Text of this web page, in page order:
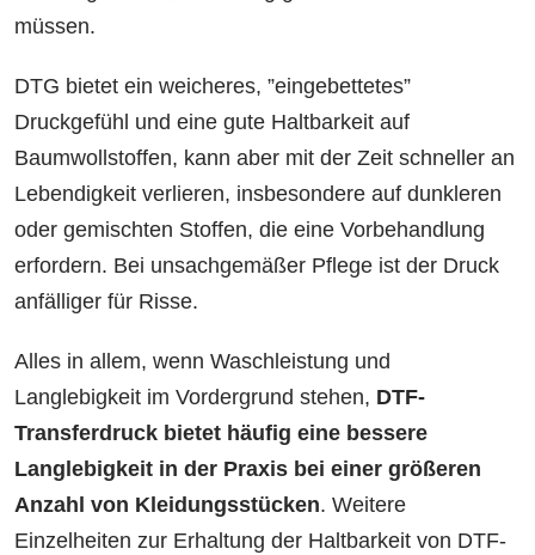
müssen.
DTG bietet ein weicheres, ”eingebettetes”
Druckgefühl und eine gute Haltbarkeit auf
Baumwollstoffen, kann aber mit der Zeit schneller an
Lebendigkeit verlieren, insbesondere auf dunkleren
oder gemischten Stoffen, die eine Vorbehandlung
erfordern. Bei unsachgemäßer Pflege ist der Druck
anfälliger für Risse.
Alles in allem, wenn Waschleistung und
Langlebigkeit im Vordergrund stehen, DTF-
Transferdruck bietet häufig eine bessere
Langlebigkeit in der Praxis bei einer größeren
Anzahl von Kleidungsstücken. Weitere
Einzelheiten zur Erhaltung der Haltbarkeit von DTF-